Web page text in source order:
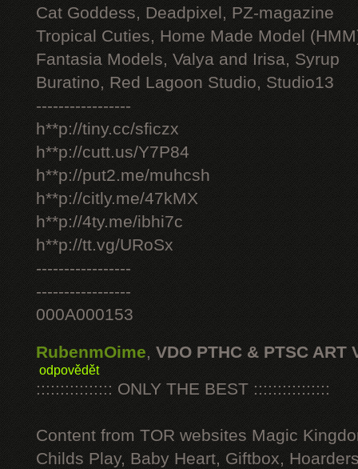
Cat Goddess, Deadpixel, PZ-magazine
Tropical Cuties, Home Made Model
Fantasia Models, Valya and Irisa, Syrup
Buratino, Red Lagoon Studio, Studio13
-----------------
h**p://tiny.cc/sficzx
h**p://cutt.us/Y7P84
h**p://put2.me/muhcsh
h**p://citly.me/47kMX
h**p://4ty.me/ibhi7c
h**p://tt.vg/URoSx
-----------------
-----------------
000A000153
RubenmOime, VDO PTHC & PTSC ART
odpovědět
:::::::::::::::: ONLY THE BEST ::::::::::::::::
Content from TOR websites Magic
Childs Play, Baby Heart, Giftbox,